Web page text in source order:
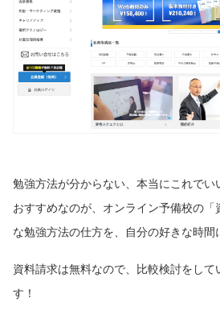
勉強方法が分からない、本当にこれでい
おすすめなのが、オンライン予備校の「
な勉強方法の仕方を、自分の好きな時間
資料請求は無料なので、比較検討をし
す！